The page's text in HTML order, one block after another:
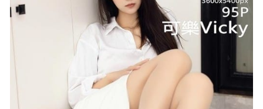
[微密圈]奶宝妹纸 – 足球宝贝 [34P15V-1.19GB]
2023-01-30
[Xiuren秀人网]2025.12.03 NO.11059 白琮瑗[66P/702.59MB]
小仓千代w – NO.129 镭射泳衣 [25P-165MB]
孫樂樂 – NO.024 ARTGRAVIA_VOL252cosplay纯欲
2022-05-06
秀人网 – 2021.02.26 VOL.3145 芝芝Booty[67+1P755M]